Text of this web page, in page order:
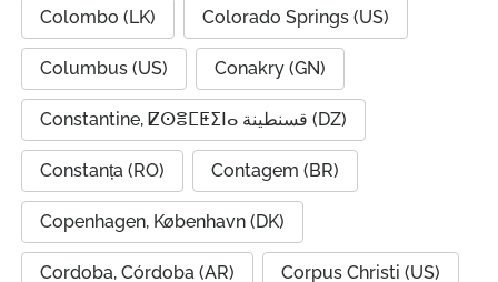
Colombo (LK) Colorado Springs (US)
Columbus (US) Conakry (GN)
Constantine, ⵇⵙⴻⵎⵟⵉⵏⴰ قسنطينة (DZ)
Constanța (RO) Contagem (BR)
Copenhagen, København (DK)
Cordoba, Córdoba (AR) Corpus Christi (US)